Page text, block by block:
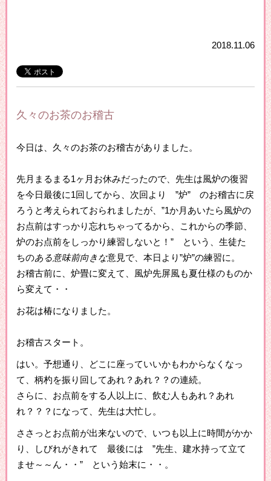
2018.11.06
久々のお茶のお稽古
今日は、久々のお茶のお稽古がありました。
先月まるまる1ヶ月お休みだったので、先生は風炉の復習
を今日最後に1回してから、次回より ”炉” のお稽古に戻
ろうと考えられておられましたが、”1か月あいたら風炉の
お点前はすっかり忘れちゃってるから、これからの季節、
炉のお点前をしっかり練習しないと！” という、生徒た
ちのある意味前向きな意見で、本日より”炉”の練習に。
お稽古前に、炉畳に変えて、風炉先屏風も夏仕様のものか
ら変えて・・
お花は椿になりました。
お稽古スタート。
はい。予想通り、どこに座っていいかもわからなくなっ
て、柄杓を振り回してあれ？あれ？？の連続。
さらに、お点前をする人以上に、飲む人もあれ？あれ
れ？？？になって、先生は大忙し。
ささっとお点前が出来ないので、いつも以上に時間がかか
り、しびれがきれて 最後には ”先生、建水持って立て
ませ～～ん・・” という始末に・・。